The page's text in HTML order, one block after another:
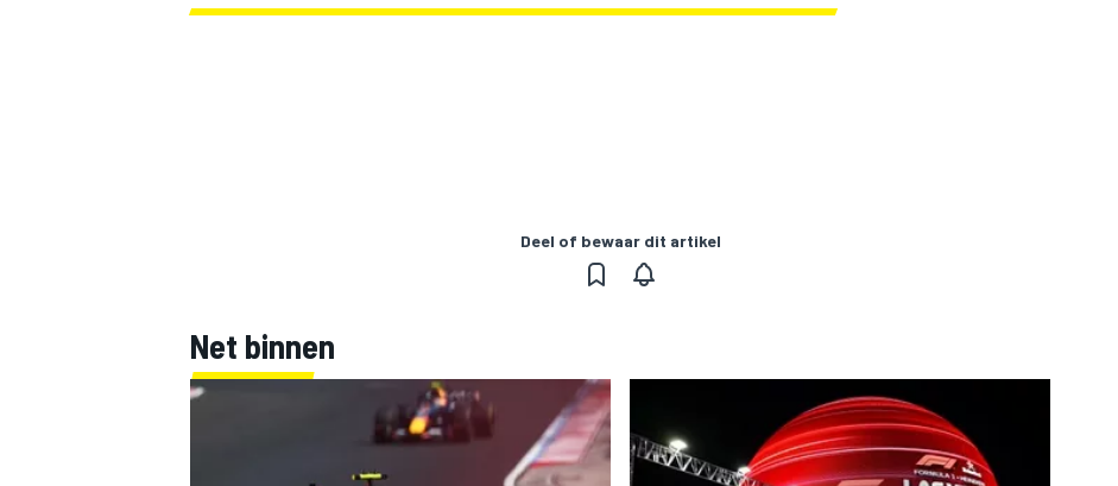
Deel of bewaar dit artikel
Net binnen